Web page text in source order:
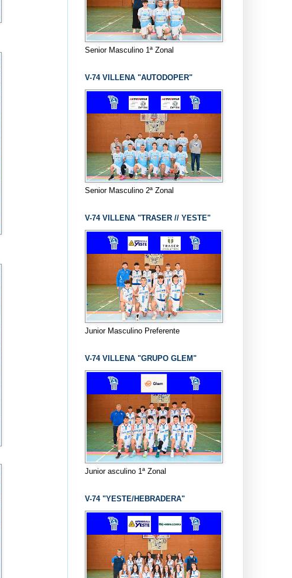
Senior Masculino 1ª Zonal
V-74 VILLENA "AUTODOPER"
Senior Masculino 2ª Zonal
V-74 VILLENA "TRASER // YESTE"
Junior Masculino Preferente
V-74 VILLENA "GRUPO GLEM"
Junior asculino 1ª Zonal
V-74 "YESTE/HEBRADERA"